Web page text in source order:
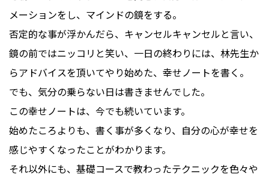
メーションをし、マインドの鏡をする。
否定的な事が浮かんだら、キャンセルキャンセルと言い、
鏡の前ではニッコリと笑い、一日の終わりには、林先生か
らアドバイスを頂いてやり始めた、幸せノートを書く。
でも、気分の乗らない日は書きませんでした。
この幸せノートは、今でも続いています。
始めたころよりも、書く事が多くなり、自分の心が幸せを
感じやすくなったことがわかります。
それ以外にも、基礎コースで教わったテクニックを色々や